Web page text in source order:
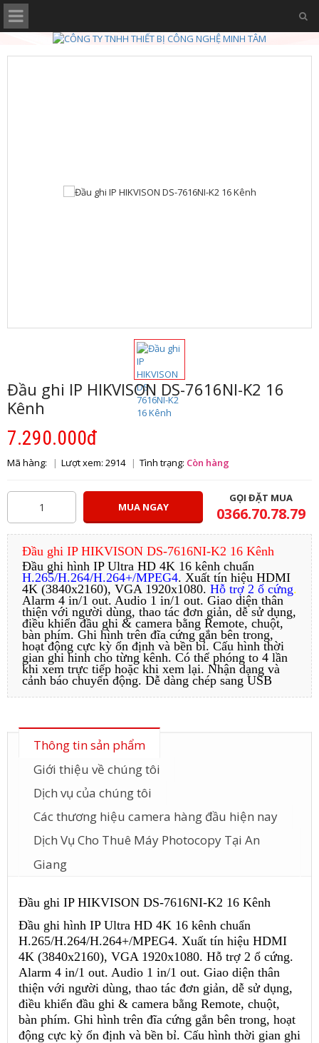
Đầu ghi IP HIKVISON DS-7616NI-K2 16
Kênh
7.290.000đ
Mã hàng: Lượt xem: 2914 Tình trạng: Còn hàng
MUA NGAY
GỌI ĐẶT MUA
0366.70.78.79
Đầu ghi IP HIKVISON DS-7616NI-K2 16 Kênh
Đầu ghi hình IP Ultra HD 4K 16 kênh chuẩn
H.265/H.264/H.264+/MPEG4. Xuất tín hiệu HDMI
4K (3840x2160), VGA 1920x1080. Hỗ trợ 2 ổ cứng.
Alarm 4 in/1 out. Audio 1 in/1 out. Giao diện thân
thiện với người dùng, thao tác đơn giản, dễ sử dụng,
điều khiển đầu ghi & camera bằng Remote, chuột,
bàn phím. Ghi hình trên đĩa cứng gắn bên trong,
hoạt động cực kỳ ổn định và bền bỉ. Cấu hình thời
gian ghi hinh cho từng kênh. Có thể phóng to 4 lần
khi xem trực tiếp hoặc khi xem lại. Nhận dạng và
cảnh báo chuyển động. Dễ dàng chép sang USB
Thông tin sản phẩm
Giới thiệu về chúng tôi
Dịch vụ của chúng tôi
Các thương hiệu camera hàng đầu hiện nay
Dịch Vụ Cho Thuê Máy Photocopy Tại An
Giang
Đầu ghi IP HIKVISON DS-7616NI-K2 16 Kênh
Đầu ghi hình IP Ultra HD 4K 16 kênh chuẩn
H.265/H.264/H.264+/MPEG4. Xuất tín hiệu HDMI
4K (3840x2160), VGA 1920x1080. Hỗ trợ 2 ổ cứng.
Alarm 4 in/1 out. Audio 1 in/1 out. Giao diện thân
thiện với người dùng, thao tác đơn giản, dễ sử dụng,
điều khiển đầu ghi & camera bằng Remote, chuột,
bàn phím. Ghi hình trên đĩa cứng gắn bên trong, hoạt
động cực kỳ ổn định và bền bỉ. Cấu hình thời gian ghi